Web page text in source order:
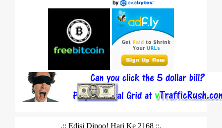
.:: Edisi Dipoo! Hari Ke 2168 ::.